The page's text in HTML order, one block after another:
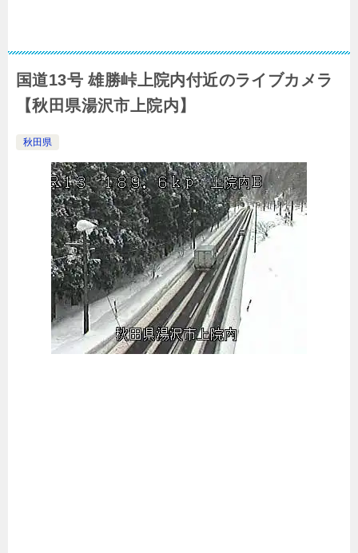
国道13号 雄勝峠上院内付近のライブカメラ
【秋田県湯沢市上院内】
秋田県